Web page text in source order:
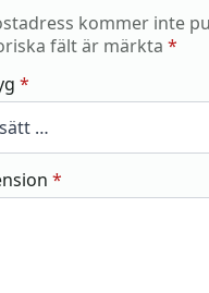
kommer inte
fält är märkta *
*
*